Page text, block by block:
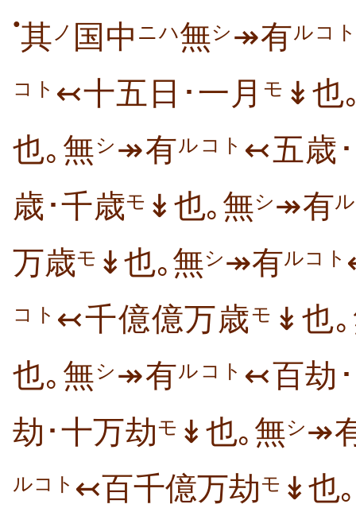
●其 ノ 国中 ニハ無シ ↠有ルコ
コト ↢十五日･一月 モ ↡也
也｡無シ ↠有ルコト ↢五歳
歳･千歳モ ↡也｡無シ↠有
万歳モ ↡也｡無シ↠有ルコト
コト ↢千億億万歳モ ↡也
也｡無シ ↠有ルコト ↢百劫
劫･十万劫モ ↡也｡無シ↠
ルコト ↢百千億万劫モ ↡也｡